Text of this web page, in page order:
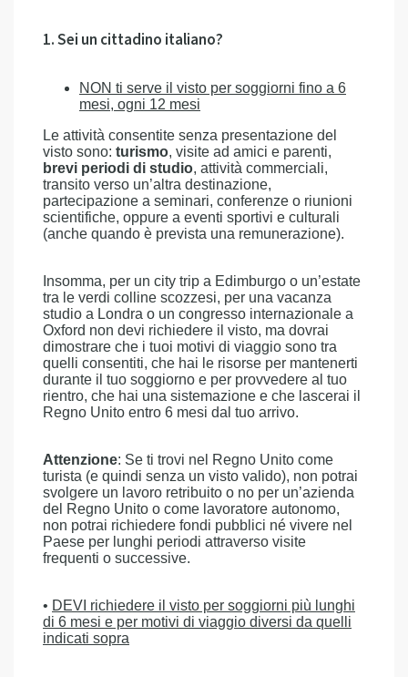
1. Sei un cittadino italiano?
NON ti serve il visto per soggiorni fino a 6
mesi, ogni 12 mesi
Le attività consentite senza presentazione del
visto sono: turismo, visite ad amici e parenti,
brevi periodi di studio, attività commerciali,
transito verso un’altra destinazione,
partecipazione a seminari, conferenze o riunioni
scientifiche, oppure a eventi sportivi e culturali
(anche quando è prevista una remunerazione).
Insomma, per un city trip a Edimburgo o un’estate
tra le verdi colline scozzesi, per una vacanza
studio a Londra o un congresso internazionale a
Oxford non devi richiedere il visto, ma dovrai
dimostrare che i tuoi motivi di viaggio sono tra
quelli consentiti, che hai le risorse per mantenerti
durante il tuo soggiorno e per provvedere al tuo
rientro, che hai una sistemazione e che lascerai il
Regno Unito entro 6 mesi dal tuo arrivo.
Attenzione: Se ti trovi nel Regno Unito come
turista (e quindi senza un visto valido), non potrai
svolgere un lavoro retribuito o no per un’azienda
del Regno Unito o come lavoratore autonomo,
non potrai richiedere fondi pubblici né vivere nel
Paese per lunghi periodi attraverso visite
frequenti o successive.
• DEVI richiedere il visto per soggiorni più lunghi
di 6 mesi e per motivi di viaggio diversi da quelli
indicati sopra